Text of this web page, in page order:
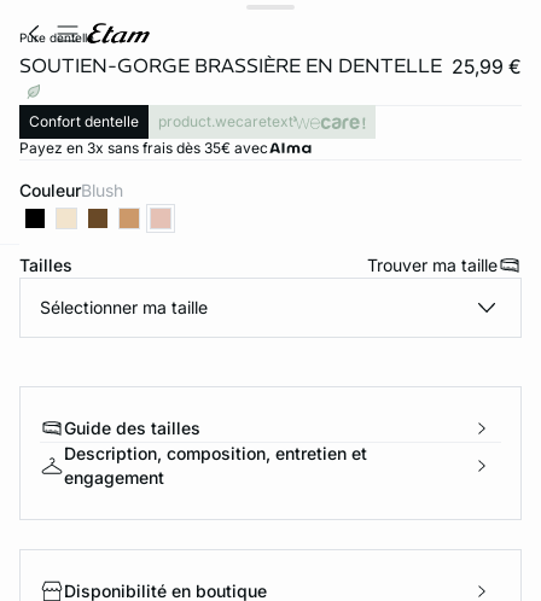
pure dentelle
SOUTIEN-GORGE BRASSIÈRE EN DENTELLE 25,99 €
Confort dentelle
product.wecaretext
Payez en 3x sans frais dès 35€ avec
Couleur blush
Tailles Trouver ma taille
Sélectionner ma taille
Guide des tailles
Description, composition, entretien et
engagement
Disponibilité en boutique